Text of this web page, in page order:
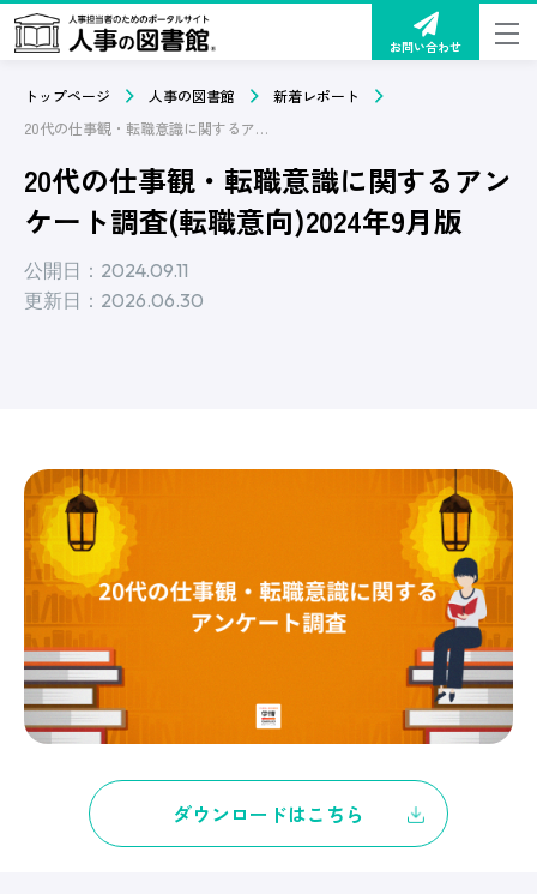
お問い合わせ
トップページ 人事の図書館
新着レポート
20代の仕事観・転職意識に関するアンケート調査(転職意向)2024年9月版
20代の仕事観・転職意識に関するアン
ケート調査(転職意向)2024年9月版
公開日：2024.09.11
更新日：2026.06.30
ダウンロードはこちら